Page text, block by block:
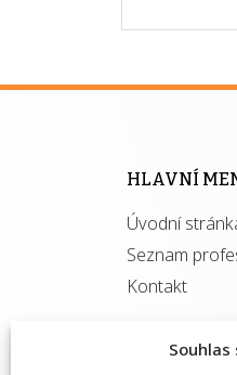
HLAVNÍ
Úvodní
Seznam
Kontakt